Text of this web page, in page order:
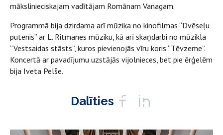
mākslinieciskajam vadītājam Romānam Vanagam.
Programmā bija dzirdama arī mūzika no kinofilmas “Dvēseļu
putenis” ar L. Ritmanes mūziku, kā arī skaņdarbi no mūzikla
“Vestsaidas stāsts”, kuros pievienojās vīru koris “Tēvzeme”.
Koncertā ar pavadījumu uzstājās vijolnieces, bet pie ērģelēm
bija Iveta Pelše.
Dalīties